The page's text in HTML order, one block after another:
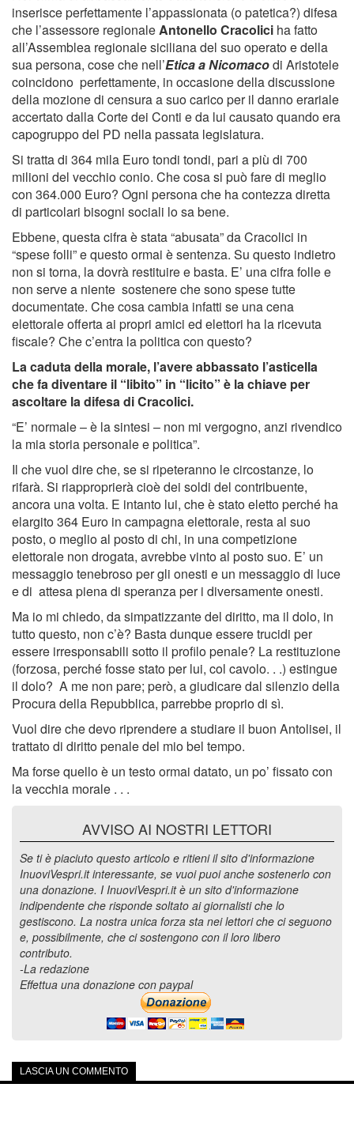
inserisce perfettamente l’appassionata (o patetica?) difesa
che l’assessore regionaleAntonello Cracolici ha fatto
all’Assemblea regionale siciliana del suo operato e della
sua persona, cose che nell’Etica a Nicomacodi Aristotele
coincidono perfettamente, in occasione della discussione
della mozione di censura a suo carico per il danno erariale
accertato dalla Corte dei Conti e da lui causato quando era
capogruppo del PD nella passata legislatura.
Si tratta di 364 mila Euro tondi tondi, pari a più di 700
milioni del vecchio conio. Che cosa si può fare di meglio
con 364.000 Euro? Ogni persona che ha contezza diretta
di particolari bisogni sociali lo sa bene.
Ebbene, questa cifra è stata “abusata” da Cracolici in
“spese folli” e questo ormai è sentenza. Su questo indietro
non si torna, la dovrà restituire e basta. E’ una cifra folle e
non serve a niente sostenere che sono spese tutte
documentate. Che cosa cambia infatti se una cena
elettorale offerta ai propri amici ed elettori ha la ricevuta
fiscale? Che c’entra la politica con questo?
La caduta della morale, l’avere abbassato l’asticella
che fa diventare il “libito” in “licito” è la chiave per
ascoltare la difesa di Cracolici.
“E’ normale – è la sintesi – non mi vergogno, anzi rivendico
la mia storia personale e politica”.
Il che vuol dire che, se si ripeteranno le circostanze, lo
rifarà. Si riapproprierà cioè dei soldi del contribuente,
ancora una volta. E intanto lui, che è stato eletto perché ha
elargito 364 Euro in campagna elettorale, resta al suo
posto, o meglio al posto di chi, in una competizione
elettorale non drogata, avrebbe vinto al posto suo. E’ un
messaggio tenebroso per gli onesti e un messaggio di luce
e di attesa piena di speranza per i diversamente onesti.
Ma io mi chiedo, da simpatizzante del diritto, ma il dolo, in
tutto questo, non c’è? Basta dunque essere trucidi per
essere irresponsabili sotto il profilo penale? La restituzione
(forzosa, perché fosse stato per lui, col cavolo. . .) estingue
il dolo? A me non pare; però, a giudicare dal silenzio della
Procura della Repubblica, parrebbe proprio di sì.
Vuol dire che devo riprendere a studiare il buon Antolisei, il
trattato di diritto penale del mio bel tempo.
Ma forse quello è un testo ormai datato, un po’ fissato con
la vecchia morale . . .
AVVISO AI NOSTRI LETTORI
Se ti è piaciuto questo articolo e ritieni il sito d'informazione
InuoviVespri.it interessante, se vuoi puoi anche sostenerlo con
una donazione. I InuoviVespri.it è un sito d'informazione
indipendente che risponde soltato ai giornalisti che lo
gestiscono. La nostra unica forza sta nei lettori che ci seguono
e, possibilmente, che ci sostengono con il loro libero
contributo.
-La redazione
Effettua una donazione con paypal
LASCIA UN COMMENTO